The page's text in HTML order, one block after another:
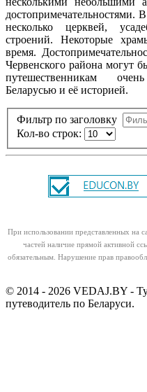
достопримечательностями.
несколько церквей,
строений. Некоторые
время.
Червенского района могут
путешественникам
Беларусью и её историей.
Фильтр по заголовку
Кол-во строк:
При использовании представленных на
частей наличие прямой активной
обязательным. Нарушение прав
© 2014 - 2026 VEDAJ.BY -
путеводитель по Беларуси.